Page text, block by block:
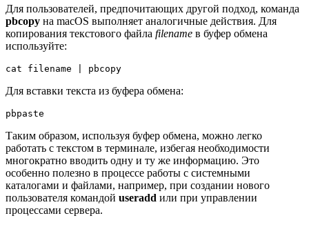
Для пользователей, предпочитающих другой подход, команда
pbcopy на macOS выполняет аналогичные действия. Для
копирования текстового файла filename в буфер обмена
используйте:
cat filename | pbcopy
Для вставки текста из буфера обмена:
pbpaste
Таким образом, используя буфер обмена, можно легко
работать с текстом в терминале, избегая необходимости
многократно вводить одну и ту же информацию. Это
особенно полезно в процессе работы с системными
каталогами и файлами, например, при создании нового
пользователя командой useradd или при управлении
процессами сервера.